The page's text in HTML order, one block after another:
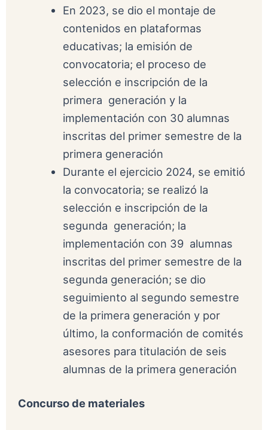
En 2023, se dio el montaje de
contenidos en plataformas
educativas; la emisión de
convocatoria; el proceso de
selección e inscripción de la
primera generación y la
implementación con 30 alumnas
inscritas del primer semestre de la
primera generación
Durante el ejercicio 2024, se emitió
la convocatoria; se realizó la
selección e inscripción de la
segunda generación; la
implementación con 39 alumnas
inscritas del primer semestre de la
segunda generación; se dio
seguimiento al segundo semestre
de la primera generación y por
último, la conformación de comités
asesores para titulación de seis
alumnas de la primera generación
Concurso de materiales